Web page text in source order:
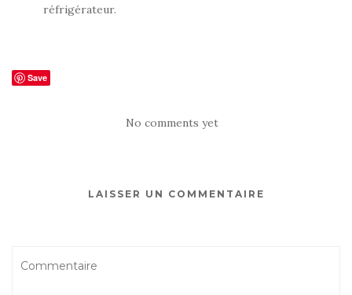
réfrigérateur.
Save
No comments yet
LAISSER UN COMMENTAIRE